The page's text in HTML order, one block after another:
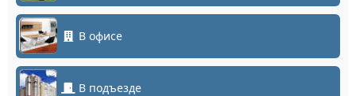
В офисе
В подъезде